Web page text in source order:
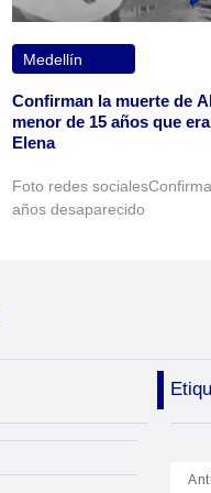
Medellín
Confirman la muerte de
menor de 15 años que
Elena
Foto redes
años desaparecido